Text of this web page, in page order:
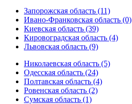
Запорожская область (11)
Ивано-Франковская область (0)
Киевская область (39)
Кировоградская область (4)
Львовская область (9)
Николаевская область (5)
Одесская область (24)
Полтавская область (4)
Ровенская область (2)
Сумская область (1)